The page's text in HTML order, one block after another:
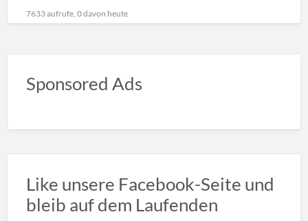
7633 aufrufe, 0 davon heute
Sponsored Ads
Like unsere Facebook-Seite und
bleib auf dem Laufenden